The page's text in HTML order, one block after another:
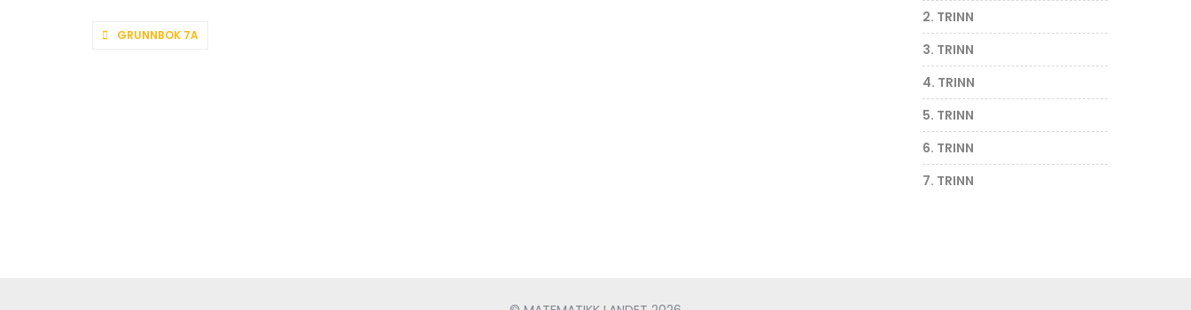
INNLEGGSNAVIGASJON
GRUNNBOK 7A
2. TRINN
3. TRINN
4. TRINN
5. TRINN
6. TRINN
7. TRINN